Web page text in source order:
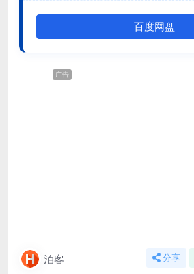
百度网盘
广告
泊客 分享